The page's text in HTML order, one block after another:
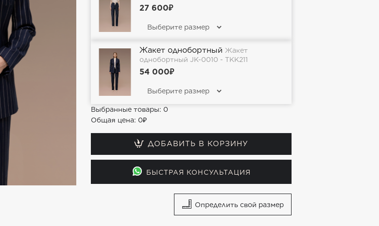
Определить свой размер
27 600₽
Жакет однобортный Жакет
однобортный JK-0010 - TKK211
54 000₽
Выбранные товары: 0
Общая цена: 0₽
ДОБАВИТЬ В КОРЗИНУ
БЫСТРАЯ КОНСУЛЬТАЦИЯ